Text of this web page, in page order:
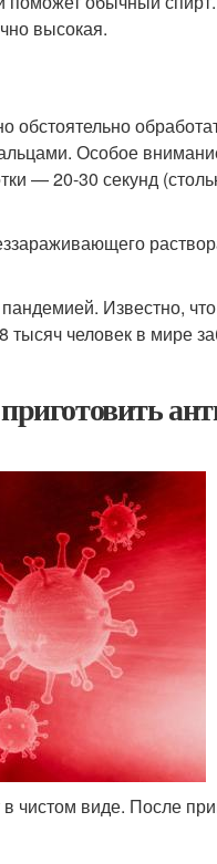
высокая.
обстоятельно
Особое
— 20-30 секунд
Известно,
человек в мире
чистом виде. После